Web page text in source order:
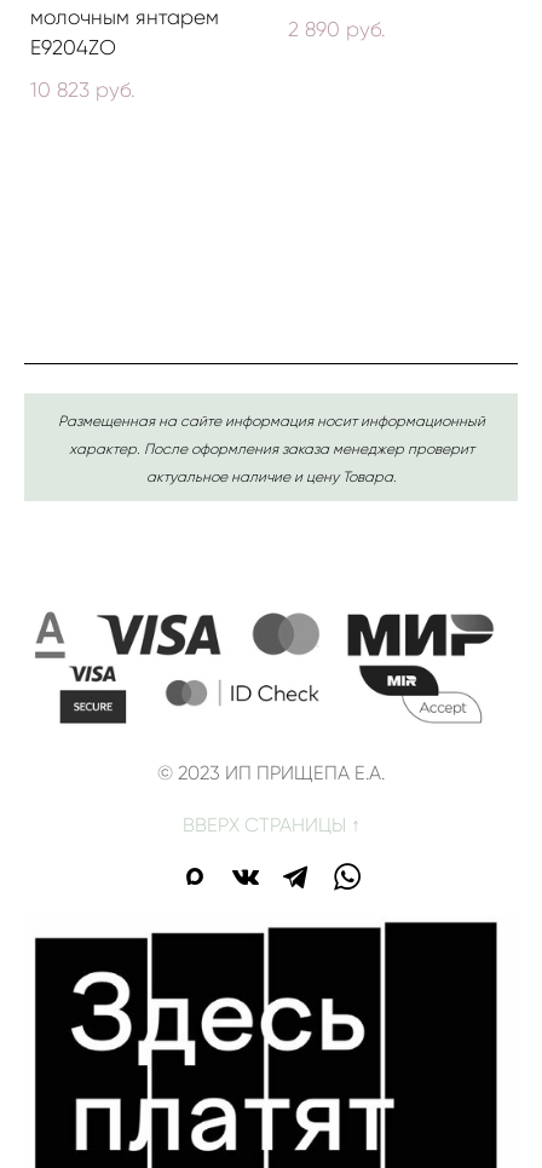
молочным янтарем
E9204ZO
10 823 pуб.
2 890 pуб.
Размещенная на сайте информация носит информационный
характер. После оформления заказа менеджер проверит
актуальное наличие и цену Товара.
© 2023 ИП ПРИЩЕПА Е.А.
ВВЕРХ СТРАНИЦЫ ↑